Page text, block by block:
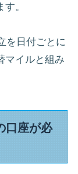
。
を日付ごとに
マイルと組み
口座が必